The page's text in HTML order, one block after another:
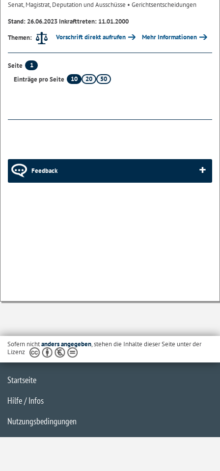
Senat, Magistrat, Deputation und Ausschüsse • Gerichtsentscheidungen
Stand: 26.06.2023 Inkrafttreten: 11.01.2000
Themen:
Vorschrift direkt aufrufen Mehr Informationen
Seite
1
Einträge pro Seite
10 20 50
Feedback
Sofern nichtanders angegeben, stehen die Inhalte dieser Seite unter der
Lizenz
Startseite
Hilfe / Infos
Nutzungsbedingungen